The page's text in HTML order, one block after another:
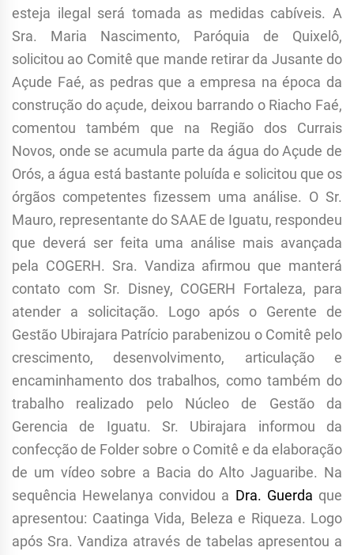
esteja ilegal será tomada as medidas cabíveis. A
Sra. Maria Nascimento, Paróquia de Quixelô,
solicitou ao Comitê que mande retirar da Jusante do
Açude Faé, as pedras que a empresa na época da
construção do açude, deixou barrando o Riacho Faé,
comentou também que na Região dos Currais
Novos, onde se acumula parte da água do Açude de
Orós, a água está bastante poluída e solicitou que os
órgãos competentes fizessem uma análise. O Sr.
Mauro, representante do SAAE de Iguatu, respondeu
que deverá ser feita uma análise mais avançada
pela COGERH. Sra. Vandiza afirmou que manterá
contato com Sr. Disney, COGERH Fortaleza, para
atender a solicitação. Logo após o Gerente de
Gestão Ubirajara Patrício parabenizou o Comitê pelo
crescimento, desenvolvimento, articulação e
encaminhamento dos trabalhos, como também do
trabalho realizado pelo Núcleo de Gestão da
Gerencia de Iguatu. Sr. Ubirajara informou da
confecção de Folder sobre o Comitê e da elaboração
de um vídeo sobre a Bacia do Alto Jaguaribe. Na
sequência Hewelanya convidou a Dra. Guerda que
apresentou: Caatinga Vida, Beleza e Riqueza. Logo
após Sra. Vandiza através de tabelas apresentou a